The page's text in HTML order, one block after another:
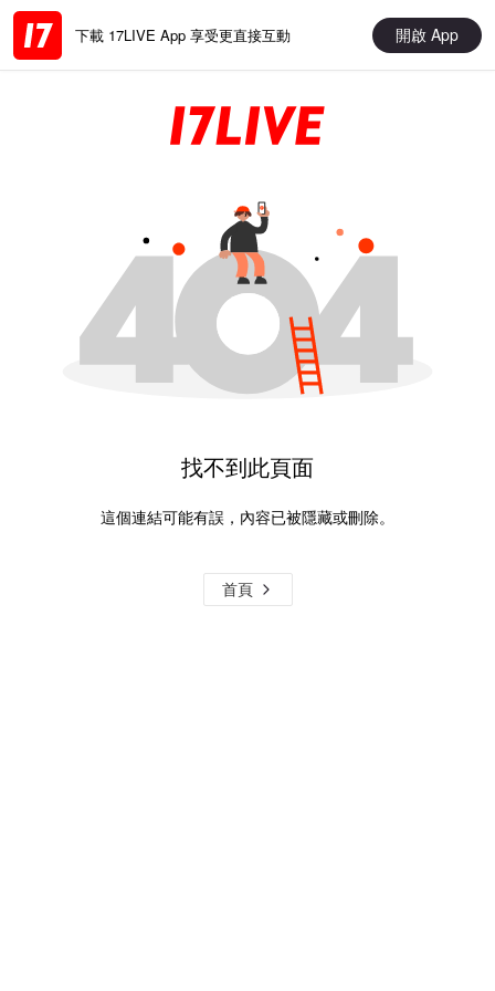
下載 17LIVE App 享受更直接互動 開啟 App
找不到此頁面
這個連結可能有誤，內容已被隱藏或刪除。
首頁